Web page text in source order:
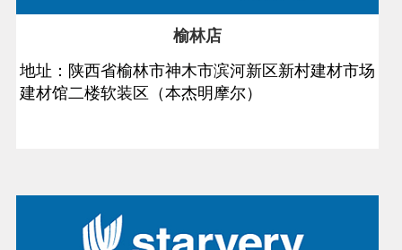
榆林店
地址：陕西省榆林市神木市滨河新区新村建材市场
建材馆二楼软装区（本杰明摩尔）